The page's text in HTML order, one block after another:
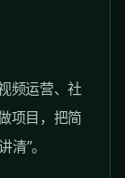
频运营、社
项目，把简
”。